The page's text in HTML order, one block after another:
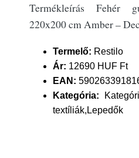
Termékleírás Fehér
220x200 cm Amber –
Termelő: Restilo
Ár: 12690 HUF Ft
EAN:
Kategória:
textíliák,Lepedők